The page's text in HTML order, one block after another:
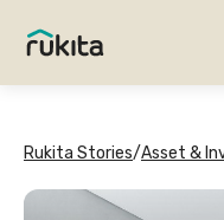
Rukita Stories/Asset &